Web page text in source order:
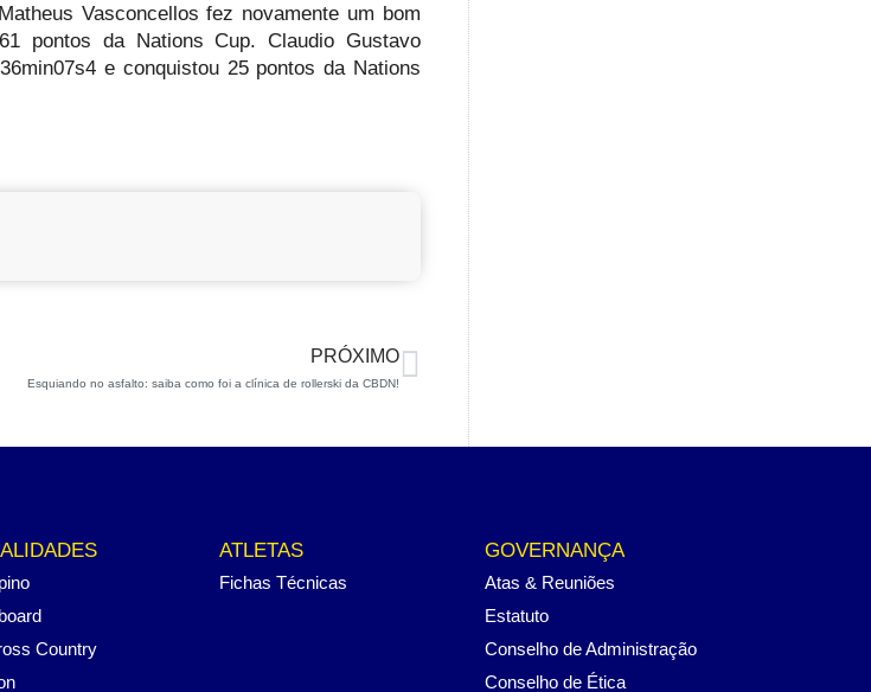
Vasconcellos fez novamente um bom
pontos da Nations Cup. Claudio Gustavo
e conquistou 25 pontos da Nations
PRÓXIMO
Esquiando no asfalto: saiba como foi a clínica de rollerski da CBDN!
Country
ATLETAS
Fichas Técnicas
GOVERNANÇA
Atas & Reuniões
Estatuto
Conselho de Administração
Conselho de Ética